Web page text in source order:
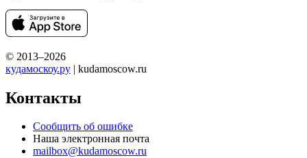
© 2013–2026
кудамоскоу.ру | kudamoscow.ru
Контакты
Сообщить об ошибке
Наша электронная почта
mailbox@kudamoscow.ru